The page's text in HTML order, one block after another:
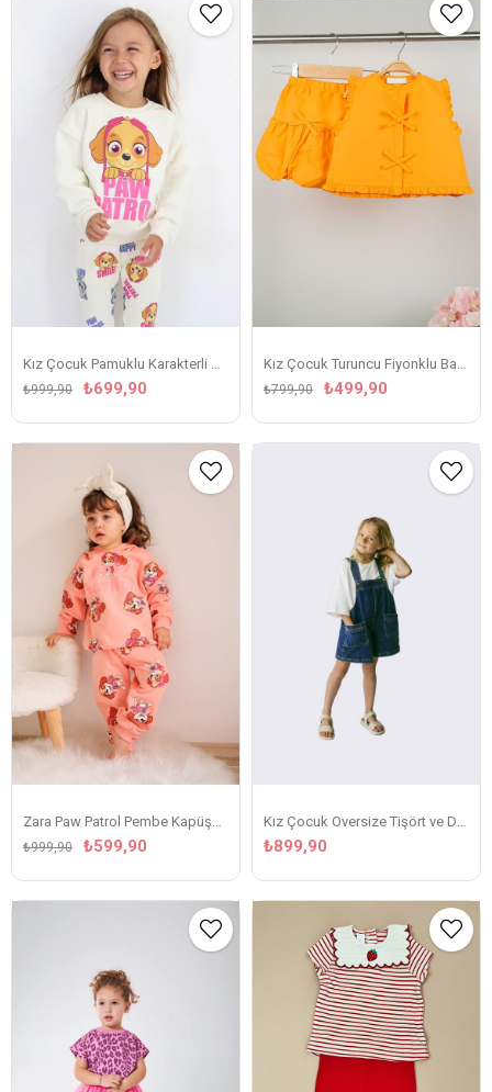
Kız Çocuk Pamuklu Karakterli Mutlu Patiler Takımı
₺699,90
₺999,90
Kız Çocuk Turuncu Fiyonklu Balon Etekli Takım
₺499,90
₺799,90
Zara Paw Patrol Pembe Kapüşonlu Takım
₺599,90
₺999,90
Kız Çocuk Oversize Tişört ve Denim Salopet Şort Takım
₺899,90